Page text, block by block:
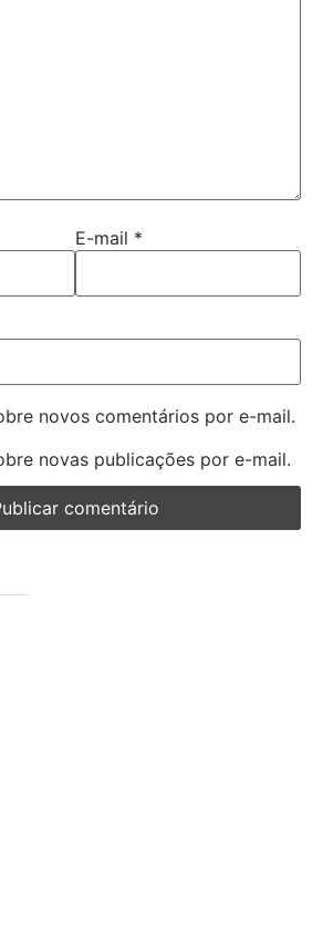
E-mail *
novos comentários por e-mail.
novas publicações por e-mail.